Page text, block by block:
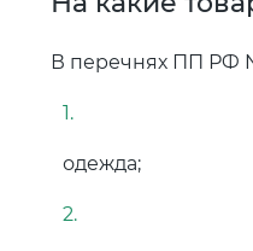
В перечнях ПП РФ
одежда;